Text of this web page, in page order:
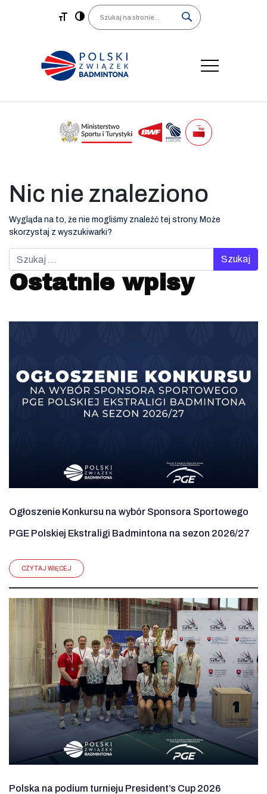
Main Navigation
Search
Nic nie znaleziono
Wygląda na to, że nie mogliśmy znaleźć tej strony. Może
skorzystaj z wyszukiwarki?
Szukaj
Ostatnie wpisy
Ogłoszenie Konkursu na wybór Sponsora Sportowego
PGE Polskiej Ekstraligi Badmintona na sezon 2026/27
CZYTAJ WIĘCEJ
Polska na podium turnieju President’s Cup 2026